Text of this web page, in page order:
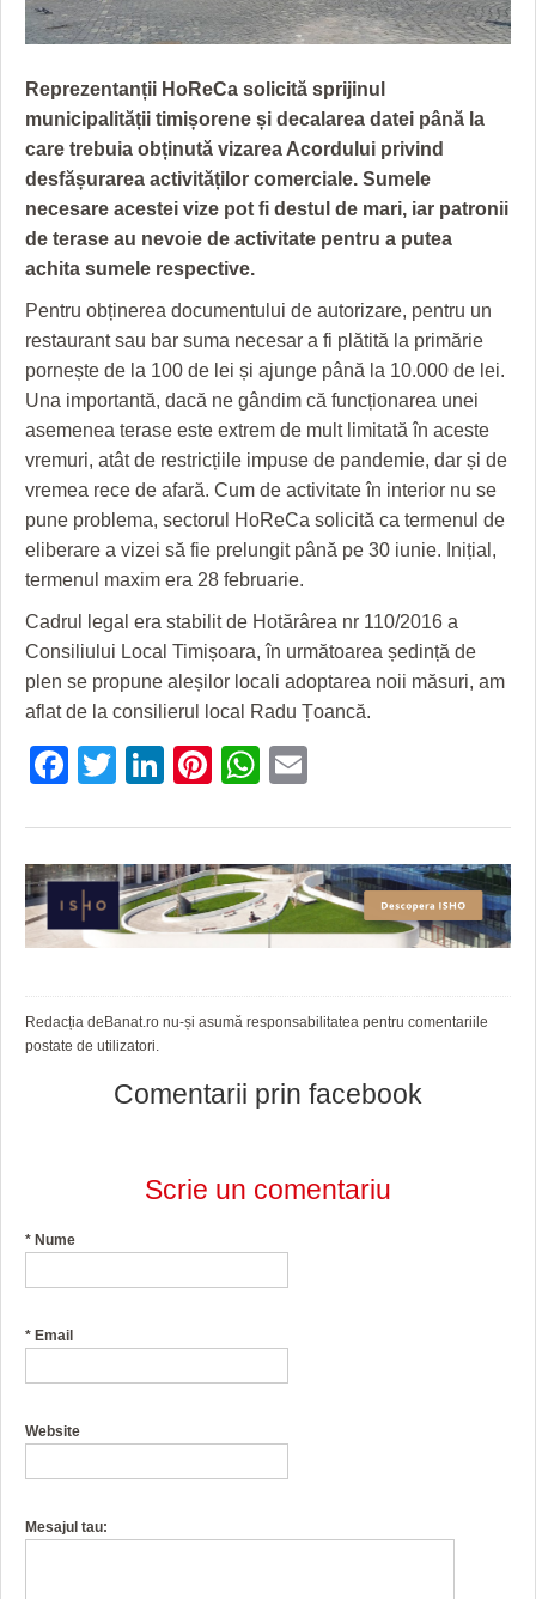
GRĂDINA TAICII DOMNULUI
CU OIŞTEA-N KIERKEGAARD
FINANŢĂRI DE LA A LA Z
PE SURSE
CRONICĂ DE FILM
FILME DOCUMENTARE
CLIPURI VIDEO
JOCURI ONLINE
ACCIDENTE
INFO SI UTILE
CULTURA
INVATAMANT
JUSTITIE
FILME DOCUMENTARE
CLIPURI VIDEO
JOCURI ONLINE
FARMACII DIN TIMIŞOARA
HARTA TIMIŞOAREI
PRIMĂRIILE DIN TIMIŞ
SFATUL MEDICULUI
Reprezentanții HoReCa solicită sprijinul
municipalității timișorene și decalarea datei până la
care trebuia obținută vizarea Acordului privind
desfășurarea activităților comerciale. Sumele
necesare acestei vize pot fi destul de mari, iar patronii
de terase au nevoie de activitate pentru a putea
achita sumele respective.
Pentru obținerea documentului de autorizare, pentru un
restaurant sau bar suma necesar a fi plătită la primărie
pornește de la 100 de lei și ajunge până la 10.000 de lei.
Una importantă, dacă ne gândim că funcționarea unei
asemenea terase este extrem de mult limitată în aceste
vremuri, atât de restricțiile impuse de pandemie, dar și de
vremea rece de afară. Cum de activitate în interior nu se
pune problema, sectorul HoReCa solicită ca termenul de
eliberare a vizei să fie prelungit până pe 30 iunie. Inițial,
termenul maxim era 28 februarie.
Cadrul legal era stabilit de Hotărârea nr 110/2016 a
Consiliului Local Timișoara, în următoarea ședință de
plen se propune aleșilor locali adoptarea noii măsuri, am
aflat de la consilierul local Radu Țoancă.
Facebook
Twitter
LinkedIn
Pinterest
WhatsApp
Redacția deBanat.ro nu-și asumă responsabilitatea pentru comentariile
postate de utilizatori.
Comentarii prin facebook
Scrie un comentariu
* Nume
* Email
Website
Mesajul tau: